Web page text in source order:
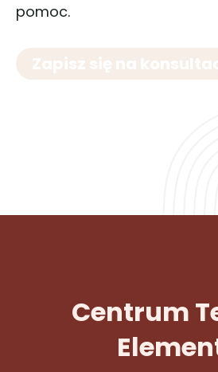
pomoc.
Zapisz się na
Centrum